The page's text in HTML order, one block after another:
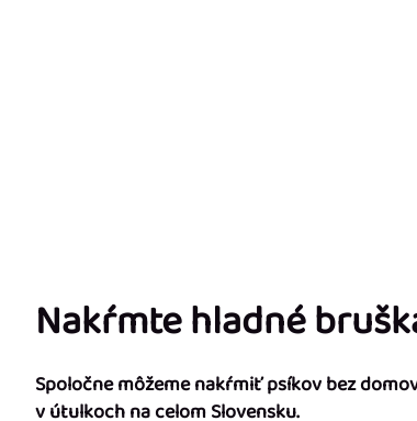
Nakŕmte hladné
Spoločne môžeme nakŕmiť psíkov bez
v útulkoch na celom Slovensku.